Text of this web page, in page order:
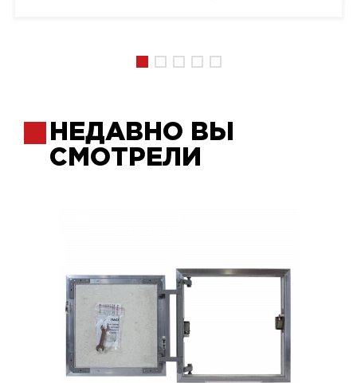
НЕДАВНО ВЫ
СМОТРЕЛИ